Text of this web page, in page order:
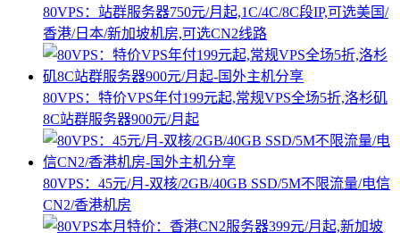
80VPS：站群服务器750元/月起,1C/4C/8C段IP,可选美国/
香港/日本/新加坡机房,可选CN2线路
80VPS：特价VPS年付199元起,常规VPS全场5折,洛杉矶
8C站群服务器900元/月起
80VPS：45元/月-双核/2GB/40GB SSD/5M不限流量/电信
CN2/香港机房